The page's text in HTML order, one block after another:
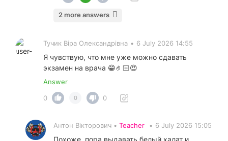
2 more answers
Тучик Віра Олександрівна • 6 July 2026 14:55
Я чувствую, что мне уже можно сдавать
экзамен на врача 😁🤌🏻😍
Answer
0
0 0
Антон Вікторович • Teacher • 6 July 2026 15:05
Похоже, пора выдавать белый халат и